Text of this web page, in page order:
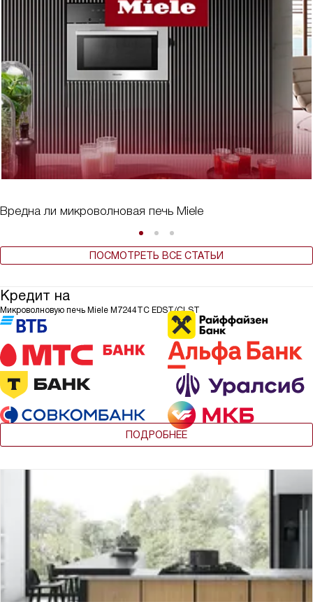
Вредна ли микроволновая печь Miele
ПОСМОТРЕТЬ ВСЕ СТАТЬИ
Кредит на
Микроволновую печь Miele M7244TC EDST/CLST
ПОДРОБНЕЕ